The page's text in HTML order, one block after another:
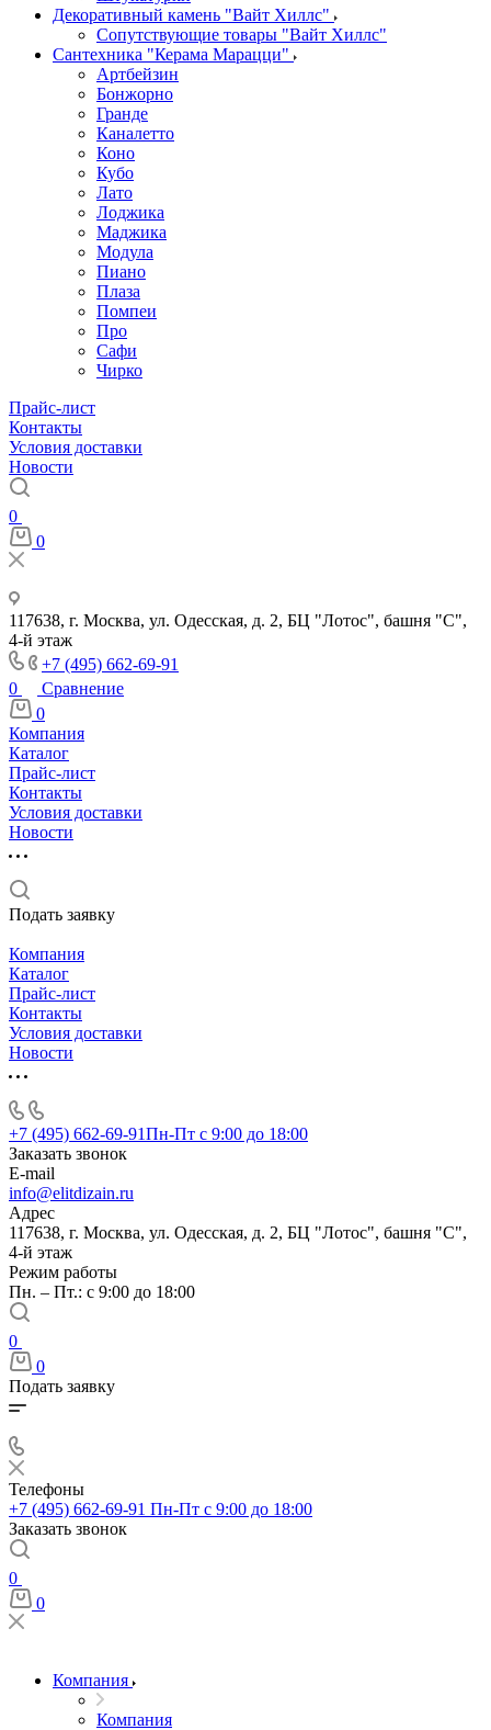
Декоративный камень "Вайт Хиллс"
Сопутствующие товары "Вайт Хиллс"
Сантехника "Керама Марацци"
Артбейзин
Бонжорно
Гранде
Каналетто
Коно
Кубо
Лато
Лоджика
Маджика
Модула
Пиано
Плаза
Помпеи
Про
Сафи
Чирко
Прайс-лист
Контакты
Условия доставки
Новости
0
0
117638, г. Москва, ул. Одесская, д. 2, БЦ "Лотос", башня "С",
4-й этаж
+7 (495) 662-69-91
0
Сравнение
0
Компания
Каталог
Прайс-лист
Контакты
Условия доставки
Новости
Подать заявку
Компания
Каталог
Прайс-лист
Контакты
Условия доставки
Новости
+7 (495) 662-69-91Пн-Пт c 9:00 до 18:00
Заказать звонок
E-mail
info@elitdizain.ru
Адрес
117638, г. Москва, ул. Одесская, д. 2, БЦ "Лотос", башня "С",
4-й этаж
Режим работы
Пн. – Пт.: с 9:00 до 18:00
0
0
Подать заявку
Телефоны
+7 (495) 662-69-91 Пн-Пт c 9:00 до 18:00
Заказать звонок
0
0
Компания
Компания